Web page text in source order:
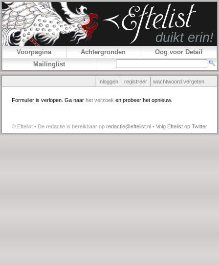
Voorpagina Achtergronden
Oog voor Detail
Mailinglist
Inloggen registreer wachtwoord vergeten
Formulier is verlopen. Ga naar het verzoek en probeer het opnieuw.
© Eftelist • De redactie is bereikbaar op redactie@eftelist.nl • Volg Eftelist op Twitter